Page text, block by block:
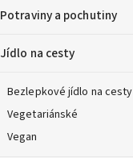
Potraviny a pochutiny
Jídlo na cesty
Bezlepkové jídlo na cesty
Vegetariánské
Vegan